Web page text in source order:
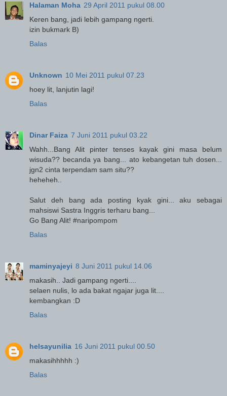
Halaman Moha 29 April 2011 pukul 08.00
Keren bang, jadi lebih gampang ngerti.
izin bukmark B)
Balas
Unknown 10 Mei 2011 pukul 07.23
hoey lit, lanjutin lagi!
Balas
Dinar Faiza 7 Juni 2011 pukul 03.22
Wahh...Bang Alit pinter tenses kayak gini masa belum
wisuda?? becanda ya bang... ato kebangetan tuh dosen...
jgn2 cinta terpendam sam situ??
heheheh..
Salut deh bang ada posting kyak gini... aku sebagai
mahsiswi Sastra Inggris terharu bang...
Go Bang Alit! #naripompom
Balas
maminyajeyi 8 Juni 2011 pukul 14.06
makasih.. Jadi gampang ngerti....
selaen nulis, lo ada bakat ngajar juga lit....
kembangkan :D
Balas
helsayunilia 16 Juni 2011 pukul 00.50
makasihhhhh :)
Balas